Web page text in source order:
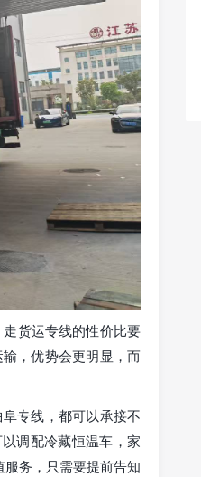
货运专线的性价比要
，优势会更明显，而
专线，都可以承接不
调配冷藏恒温车，家
务，只需要提前告知